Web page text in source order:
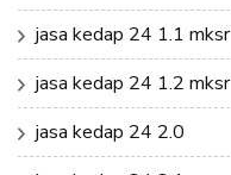
jasa kedap 24 1.1 mksr
jasa kedap 24 1.2 mksr
jasa kedap 24 2.0